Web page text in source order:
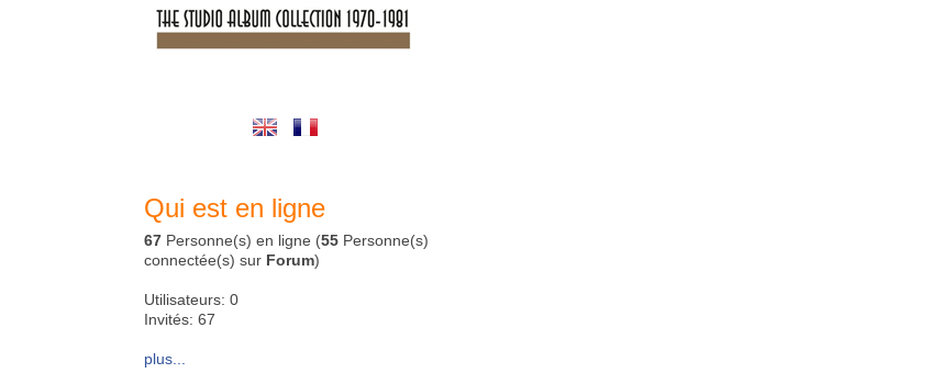
Qui est en ligne
67 Personne(s) en ligne (55 Personne(s)
connectée(s) sur Forum)
Utilisateurs: 0
Invités: 67
plus...